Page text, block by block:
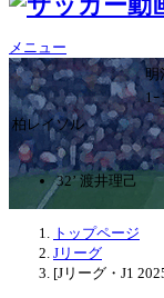
メニュー
明
1ｰ
柏レイソル
32’ 渡井理己
トップページ
Jリーグ
[Jリーグ・J1